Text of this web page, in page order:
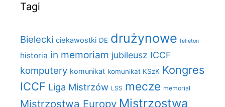
Tagi
Bielecki ciekawostki DE drużynowe felieton
historia in memoriam jubileusz ICCF
komputery komunikat komunikat KSzK Kongres
ICCF Liga Mistrzów LSS mecze memoriał
Mistrzostwa Europy Mistrzostwa